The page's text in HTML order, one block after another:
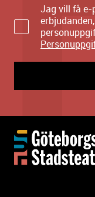
Jag vill få e-